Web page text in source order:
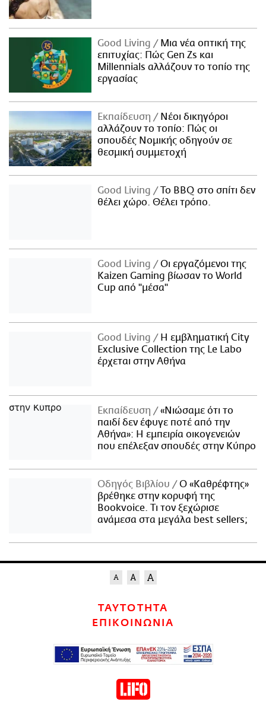
Good Living
Μια νέα οπτική της
επιτυχίας: Πώς Gen Zs και
Millennials αλλάζουν το τοπίο της
εργασίας
Εκπαίδευση
Νέοι δικηγόροι
αλλάζουν το τοπίο: Πώς οι
σπουδές Νομικής οδηγούν σε
θεσμική συμμετοχή
Good Living
Το BBQ στο σπίτι δεν
θέλει χώρο. Θέλει τρόπο.
Good Living
Οι εργαζόμενοι της
Kaizen Gaming βίωσαν το World
Cup από "μέσα"
Good Living
Η εμβληματική City
Exclusive Collection της Le Labo
έρχεται στην Αθήνα
Εκπαίδευση
«Νιώσαμε ότι το
παιδί δεν έφυγε ποτέ από την
Αθήνα»: Η εμπειρία οικογενειών
που επέλεξαν σπουδές στην Κύπρο
Οδηγός Βιβλίου
Ο «Καθρέφτης»
βρέθηκε στην κορυφή της
Bookvoice. Τι τον ξεχώρισε
ανάμεσα στα μεγάλα best sellers;
ΤΑΥΤΟΤΗΤΑ
ΕΠΙΚΟΙΝΩΝΙΑ